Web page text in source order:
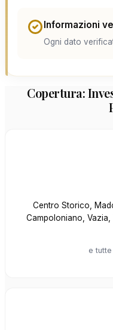
Informazioni
Ogni dato
Copertura:
Centro Storico,
Campoloniano, Vazia,
e